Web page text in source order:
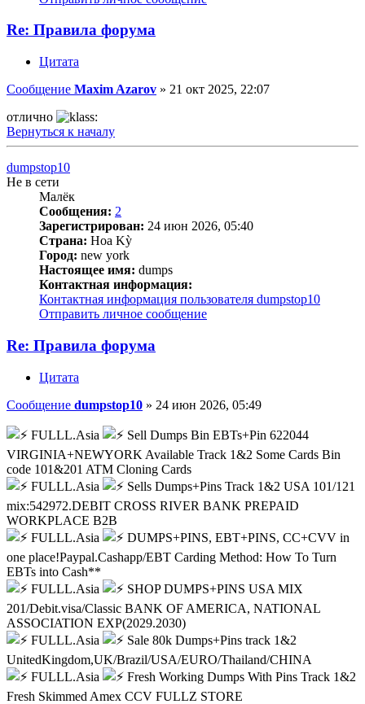
Re: Правила форума
Цитата
Сообщение Maxim Azarov » 21 окт 2025, 22:07
отлично
Вернуться к началу
dumpstop10
Не в сети
Малёк
Сообщения: 2
Зарегистрирован: 24 июн 2026, 05:40
Страна: Hoa Kỳ
Город: new york
Настоящее имя: dumps
Контактная информация:
Контактная информация пользователя dumpstop10
Отправить личное сообщение
Re: Правила форума
Цитата
Сообщение dumpstop10 » 24 июн 2026, 05:49
FULLL.Asia
Sell Dumps Bin EBTs+Pin 622044
VIRGINIA+NEWYORK Available Track 1&2 Some Cards Bin
code 101&201 ATM Cloning Cards
FULLL.Asia
Sells Dumps+Pins Track 1&2 USA 101/121
mix:542972.DEBIT CROSS RIVER BANK PREPAID
WORKPLACE B2B
FULLL.Asia
DUMPS+PINS, EBT+PINS, CC+CVV in
one place!Paypal.Cashapp/EBT Carding Method: How To Turn
EBTs into Cash**
FULLL.Asia
SHOP DUMPS+PINS USA MIX
201/Debit.visa/Classic BANK OF AMERICA, NATIONAL
ASSOCIATION EXP(2029.2030)
FULLL.Asia
Sale 80k Dumps+Pins track 1&2
UnitedKingdom,UK/Brazil/USA/EURO/Thailand/CHINA
FULLL.Asia
Fresh Working Dumps With Pins Track 1&2
Fresh Skimmed Amex CCV FULLZ STORE